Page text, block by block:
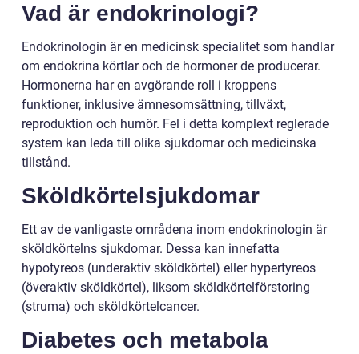
Vad är endokrinologi?
Endokrinologin är en medicinsk specialitet som handlar
om endokrina körtlar och de hormoner de producerar.
Hormonerna har en avgörande roll i kroppens
funktioner, inklusive ämnesomsättning, tillväxt,
reproduktion och humör. Fel i detta komplext reglerade
system kan leda till olika sjukdomar och medicinska
tillstånd.
Sköldkörtelsjukdomar
Ett av de vanligaste områdena inom endokrinologin är
sköldkörtelns sjukdomar. Dessa kan innefatta
hypotyreos (underaktiv sköldkörtel) eller hypertyreos
(överaktiv sköldkörtel), liksom sköldkörtelförstoring
(struma) och sköldkörtelcancer.
Diabetes och metabola